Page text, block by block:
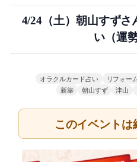
4/24（土）朝山すずさ
い（運
オラクルカード占い リフォー
新築
朝山すず 津山
このイベント